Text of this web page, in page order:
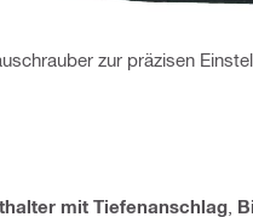
zur präzisen
mit Tiefenanschlag